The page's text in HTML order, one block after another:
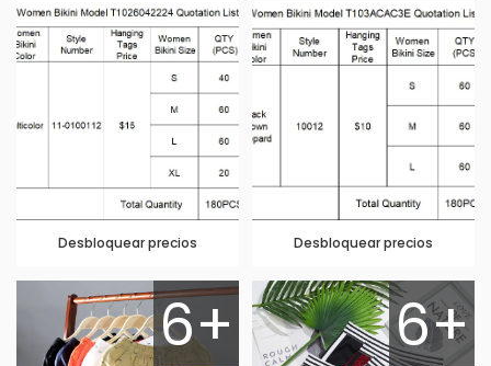
Desbloquear precios Desbloquear precios
6+ 6+